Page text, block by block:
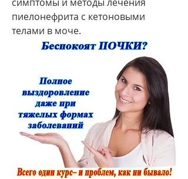
пиелонефрита с кетоновыми
телами в моче.